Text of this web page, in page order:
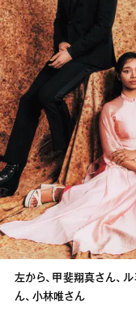
左から、甲斐翔真さん、
ん、小林唯さん